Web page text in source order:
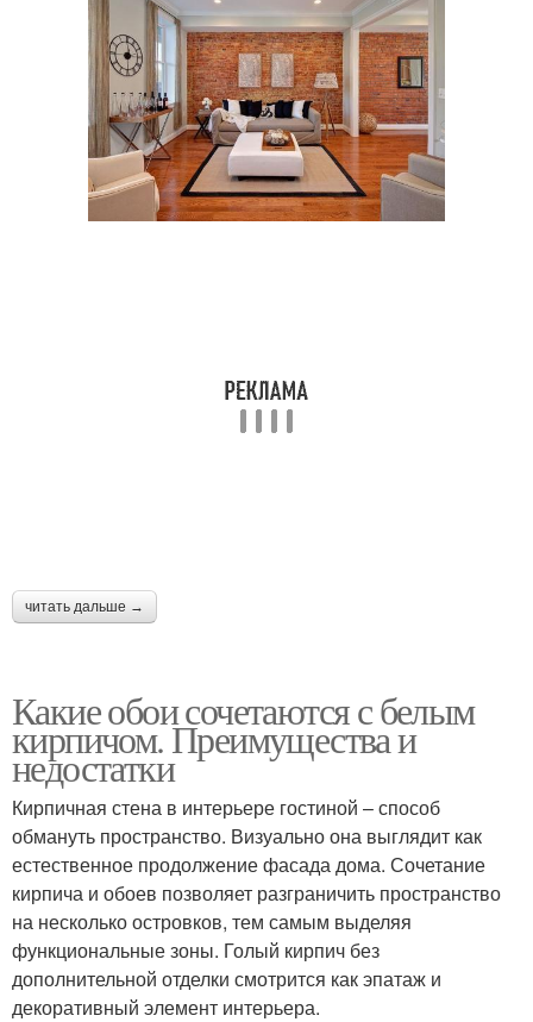
читать дальше →
Какие обои сочетаются с белым
кирпичом. Преимущества и
недостатки
Кирпичная стена в интерьере гостиной – способ
обмануть пространство. Визуально она выглядит как
естественное продолжение фасада дома. Сочетание
кирпича и обоев позволяет разграничить пространство
на несколько островков, тем самым выделяя
функциональные зоны. Голый кирпич без
дополнительной отделки смотрится как эпатаж и
декоративный элемент интерьера.